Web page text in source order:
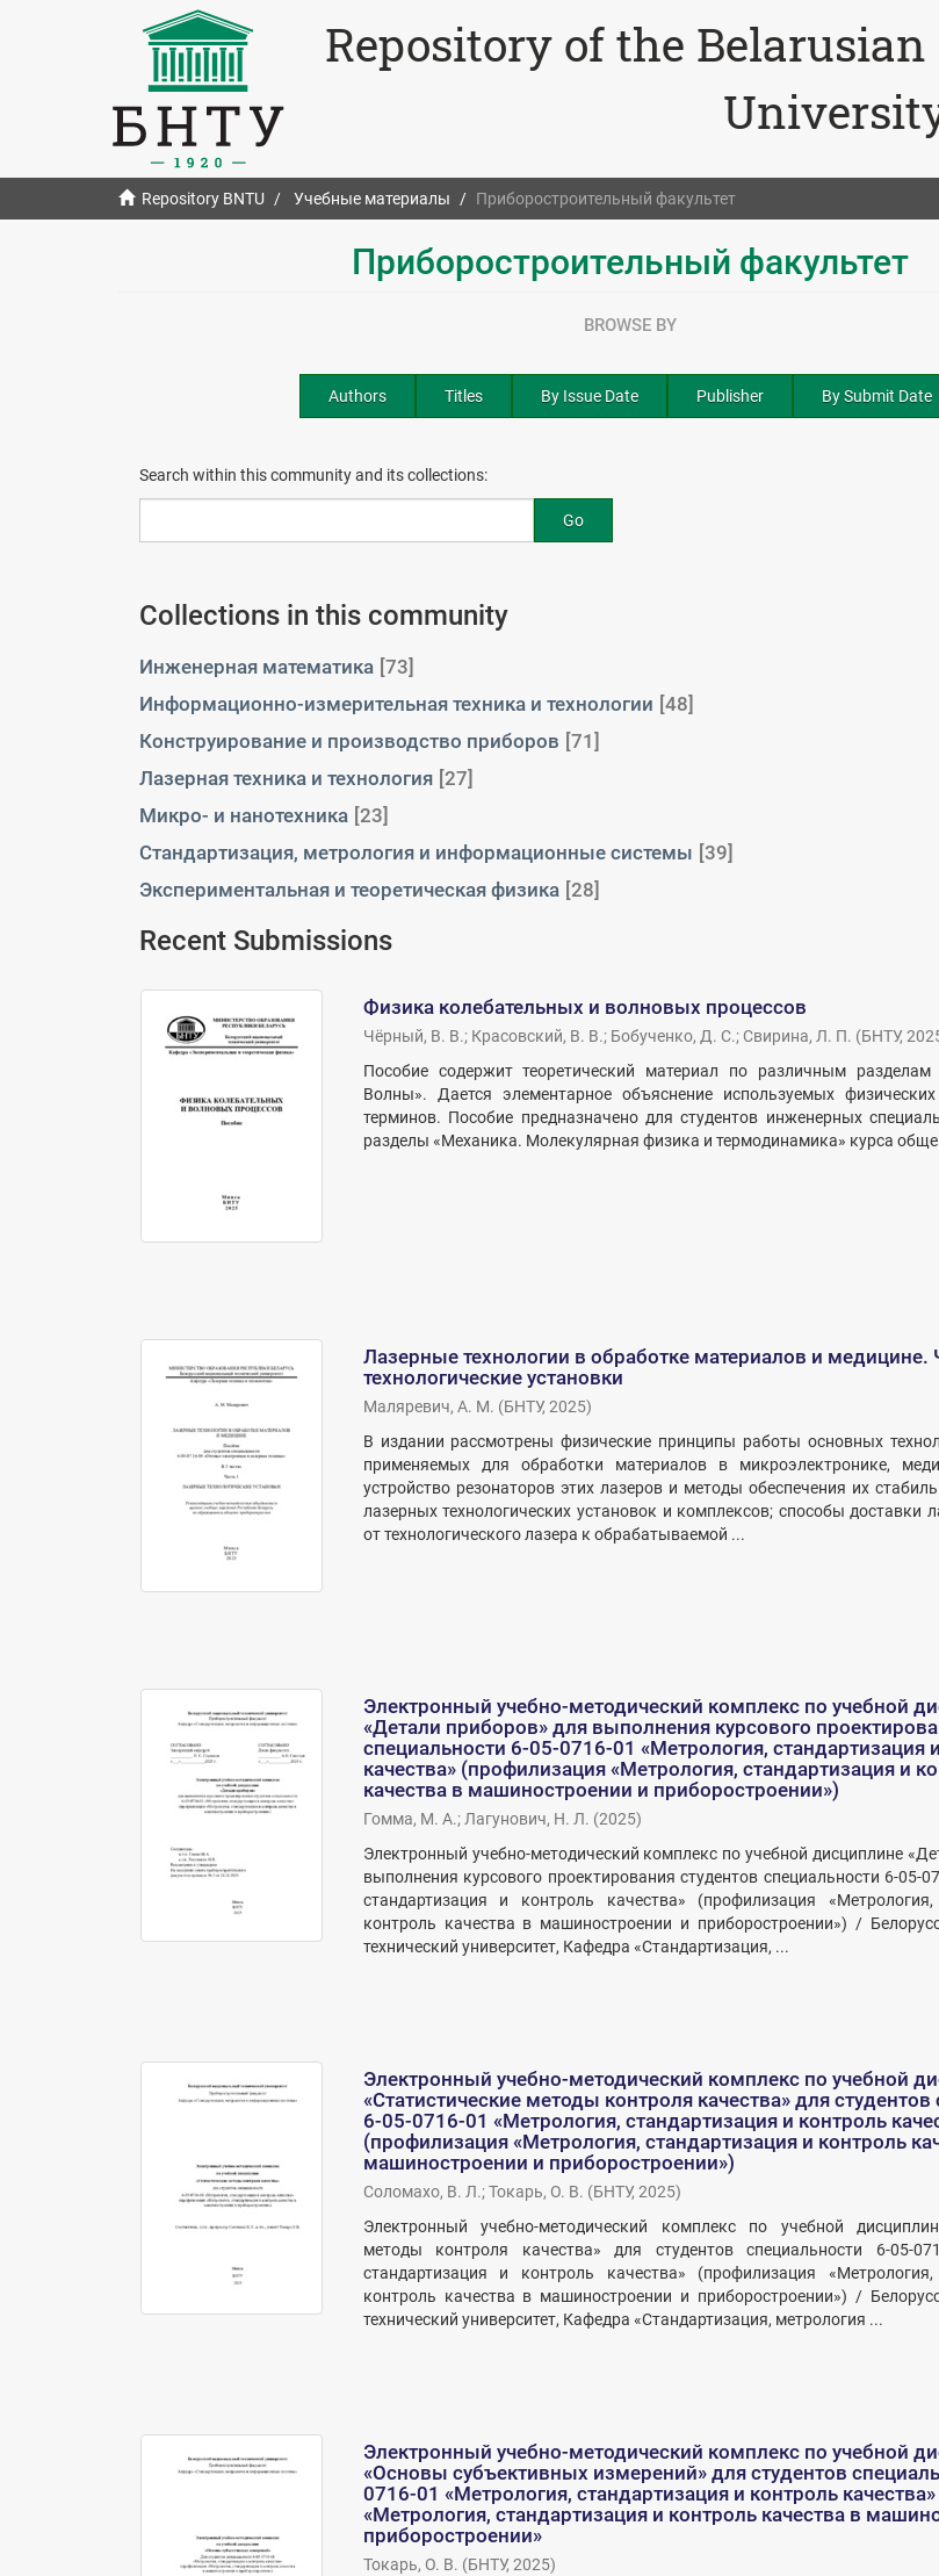
Repository of the
Repository BNTU Учебные материалы Приборостроительный факультет
Приборостроительный факультет
BROWSE BY
Authors Titles By Issue Date Publisher By Submit Date
Search within this community and its collections:
Go
Collections in this community
Инженерная математика [73]
Информационно-измерительная техника и технологии [48]
Конструирование и производство приборов [71]
Лазерная техника и технология [27]
Микро- и нанотехника [23]
Стандартизация, метрология и информационные системы [39]
Экспериментальная и теоретическая физика [28]
Recent Submissions
Физика колебательных и волновых процессов
Чёрный, В. В.; Красовский, В. В.; Бобученко, Д. С.; Свирина, Л. П. (БНТУ,
Пособие содержит теоретический материал по различным разделам
Волны». Дается элементарное объяснение используемых
терминов. Пособие предназначено для студентов инженерных
разделы «Механика. Молекулярная физика и термодинамика» курса
Лазерные технологии в обработке материалов и
технологические установки
Маляревич, А. М. (БНТУ, 2025)
В издании рассмотрены физические принципы работы основных
применяемых для обработки материалов в микроэлектронике,
устройство резонаторов этих лазеров и методы обеспечения их
лазерных технологических установок и комплексов; способы доставки
от технологического лазера к обрабатываемой ...
Электронный учебно-методический комплекс по учебной
«Детали приборов» для выполнения курсового
специальности 6-05-0716-01 «Метрология, стандартизация
качества» (профилизация «Метрология, стандартизация и
качества в машиностроении и приборостроении»)
Гомма, М. А.; Лагунович, Н. Л. (2025)
Электронный учебно-методический комплекс по учебной дисциплине
выполнения курсового проектирования студентов специальности 6-05-
стандартизация и контроль качества» (профилизация
контроль качества в машиностроении и приборостроении») /
технический университет, Кафедра «Стандартизация, ...
Электронный учебно-методический комплекс по учебной
«Статистические методы контроля качества» для студентов
6-05-0716-01 «Метрология, стандартизация и контроль
(профилизация «Метрология, стандартизация и контроль
машиностроении и приборостроении»)
Соломахо, В. Л.;Токарь, О. В. (БНТУ, 2025)
Электронный учебно-методический комплекс по учебной
методы контроля качества» для студентов специальности 6-05-
стандартизация и контроль качества» (профилизация
контроль качества в машиностроении и приборостроении») /
технический университет, Кафедра «Стандартизация, метрология ...
Электронный учебно-методический комплекс по учебной
«Основы субъективных измерений» для студентов
0716-01 «Метрология, стандартизация и контроль
«Метрология, стандартизация и контроль качества в
приборостроении»
Токарь, О. В. (БНТУ, 2025)